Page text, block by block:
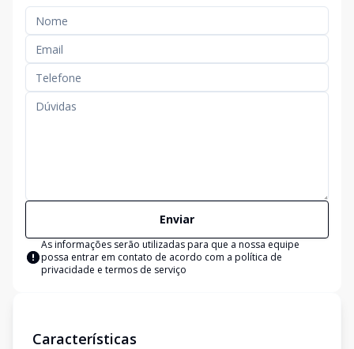
Enviar
As informações serão utilizadas para que a nossa equipe
possa entrar em contato de acordo com a política de
privacidade e termos de serviço
Características